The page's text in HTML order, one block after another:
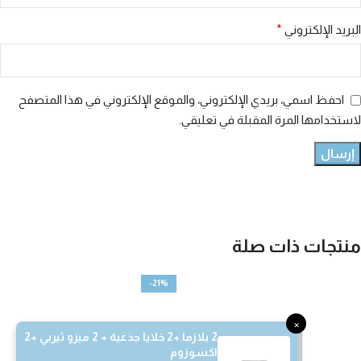
×
2 بلازما +2 خلايا جذعية + 2 ميزو ثيربي +2
اكسوزوم
البريد الإلكتروني *
احفظ اسمي، بريدي الإلكتروني، والموقع الإلكتروني في هذا المتصفح
لاستخدامها المرة المقبلة في تعليقي.
منتجات ذات صلة
-21%